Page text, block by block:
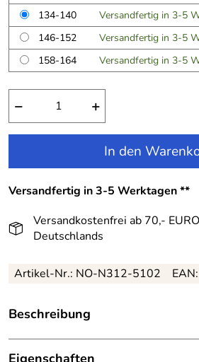
134-140
Versandfertig in 3-5
146-152
Versandfertig in 3-5
158-164
Versandfertig in 3-5
− +
In den
Versandfertig in 3-5 Werktagen **
Versandkostenfrei ab 70,-
Deutschlands
Artikel-Nr.: NO-N312-5102 EAN:
Beschreibung
Nono Mädchen Bluse Spitze Tamy